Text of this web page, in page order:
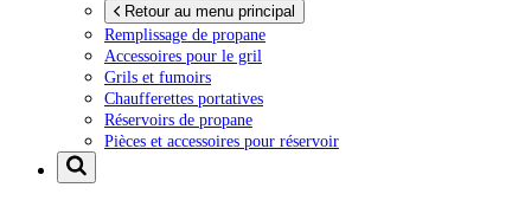
Retour au menu principal
Remplissage de propane
Accessoires pour le gril
Grils et fumoirs
Chaufferettes portatives
Réservoirs de propane
Pièces et accessoires pour réservoir